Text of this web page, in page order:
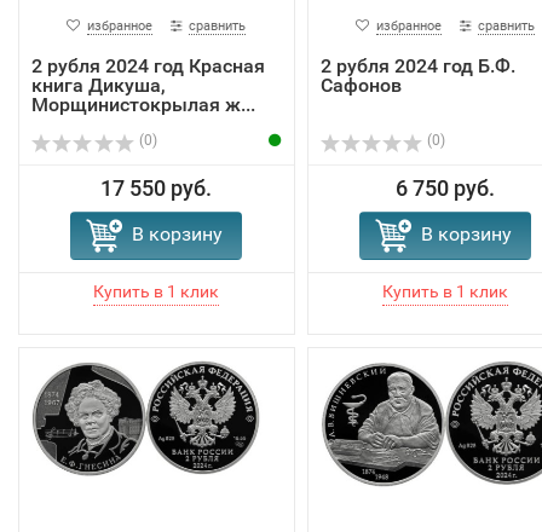
избранное сравнить
2 рубля 2024 год Красная
книга Дикуша,
Морщинистокрылая ж...
(0)
17 550 руб.
В корзину
избранное сравнить
2 рубля 2024 год Б.Ф.
Сафонов
(0)
6 750 руб.
В корзину